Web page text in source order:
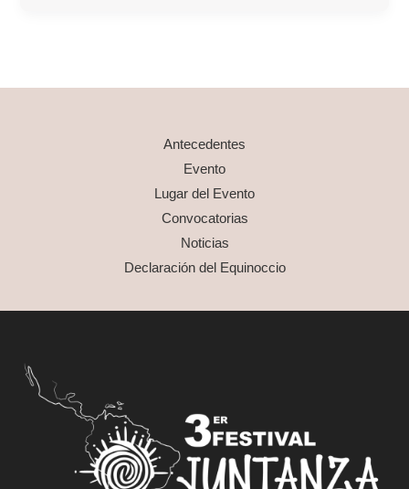
Antecedentes
Evento
Lugar del Evento
Convocatorias
Noticias
Declaración del Equinoccio